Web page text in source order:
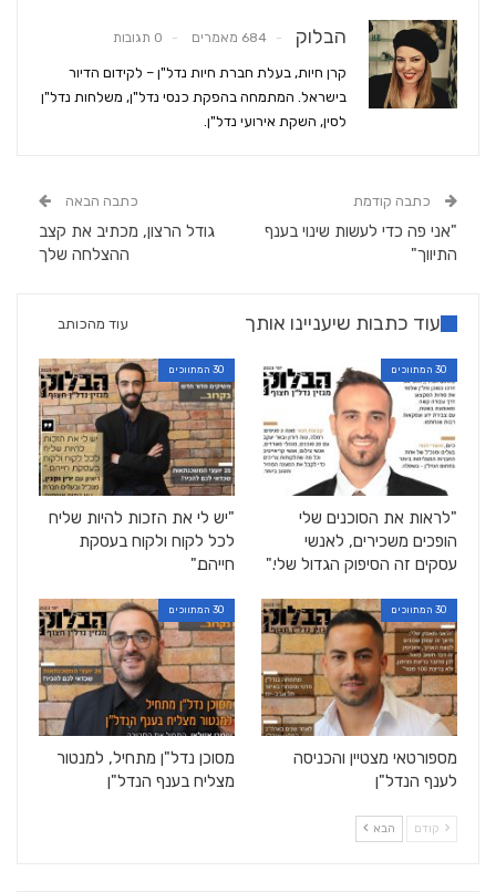
הבלוק 684 מאמרים 0 תגובות
קרן חיות, בעלת חברת חיות נדל"ן – לקידום הדיור
בישראל. המתמחה בהפקת כנסי נדל"ן, משלחות נדל"ן
לסין, השקת אירועי נדל"ן.
כתבה קודמת
"אני פה כדי לעשות שינוי בענף
התיווך"
כתבה הבאה
גודל הרצון, מכתיב את קצב
ההצלחה שלך
עוד כתבות שיעניינו אותך עוד מהכותב
30 המתווכים
"לראות את הסוכנים שלי
הופכים משכירים, לאנשי
עסקים זה הסיפוק הגדול שלי."
30 המתווכים
"יש לי את הזכות להיות שליח
לכל לקוח ולקוח בעסקת
חייהם."
30 המתווכים
מספורטאי מצטיין והכניסה
לענף הנדל"ן
30 המתווכים
מסוכן נדל"ן מתחיל, למנטור
מצליח בענף הנדל"ן
קודם הבא